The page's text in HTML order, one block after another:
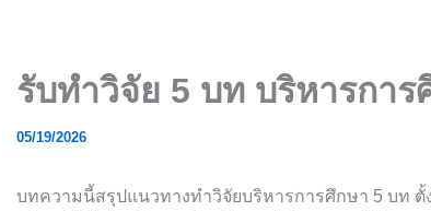
รับทำวิจัย 5 บท บริหารกา
05/19/2026
บทความนี้สรุปแนวทางทำวิจัยบริหารการศึกษา 5 บท